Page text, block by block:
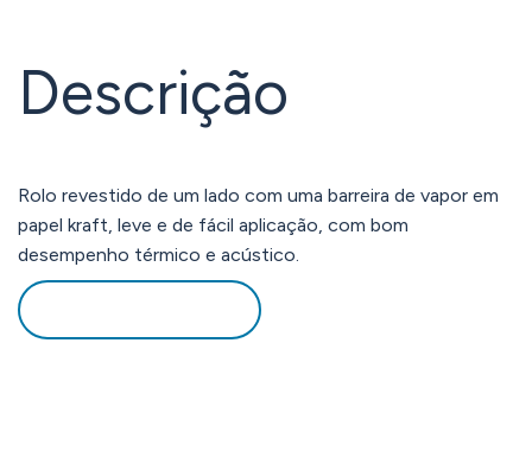
Descrição
Rolo revestido de um lado com uma barreira de vapor em
papel kraft, leve e de fácil aplicação, com bom
desempenho térmico e acústico.